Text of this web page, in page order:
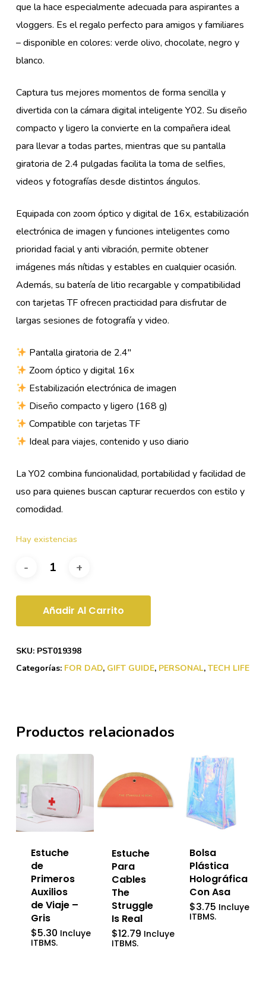
que la hace especialmente adecuada para aspirantes a
vloggers. Es el regalo perfecto para amigos y familiares
– disponible en colores: verde olivo, chocolate, negro y
blanco.
Captura tus mejores momentos de forma sencilla y
divertida con la cámara digital inteligente Y02. Su diseño
compacto y ligero la convierte en la compañera ideal
para llevar a todas partes, mientras que su pantalla
giratoria de 2.4 pulgadas facilita la toma de selfies,
videos y fotografías desde distintos ángulos.
Equipada con zoom óptico y digital de 16x, estabilización
electrónica de imagen y funciones inteligentes como
prioridad facial y anti vibración, permite obtener
imágenes más nítidas y estables en cualquier ocasión.
Además, su batería de litio recargable y compatibilidad
con tarjetas TF ofrecen practicidad para disfrutar de
largas sesiones de fotografía y video.
Pantalla giratoria de 2.4″
Zoom óptico y digital 16x
Estabilización electrónica de imagen
Diseño compacto y ligero (168 g)
Compatible con tarjetas TF
Ideal para viajes, contenido y uso diario
La Y02 combina funcionalidad, portabilidad y facilidad de
uso para quienes buscan capturar recuerdos con estilo y
comodidad.
Hay existencias
Añadir Al Carrito
SKU: PST019398
Categorías: FOR DAD, GIFT GUIDE, PERSONAL, TECH LIFE
Productos relacionados
Estuche
de
Primeros
Auxilios
de Viaje –
Gris
$5.30 Incluye
ITBMS.
Estuche
Para
Cables
The
Struggle
Is Real
$12.79 Incluye
ITBMS.
Bolsa
Plástica
Holográfica
Con Asa
$3.75 Incluye
ITBMS.